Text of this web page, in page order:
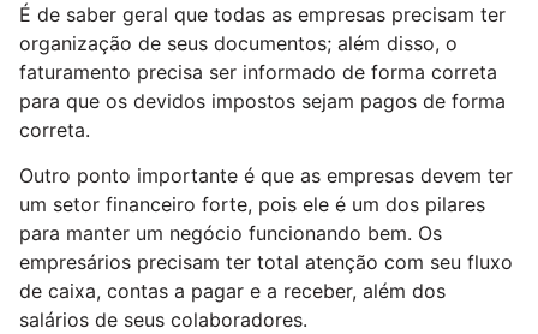
É de saber geral que todas as empresas precisam ter
organização de seus documentos; além disso, o
faturamento precisa ser informado de forma correta
para que os devidos impostos sejam pagos de forma
correta.
Outro ponto importante é que as empresas devem ter
um setor financeiro forte, pois ele é um dos pilares
para manter um negócio funcionando bem. Os
empresários precisam ter total atenção com seu fluxo
de caixa, contas a pagar e a receber, além dos
salários de seus colaboradores.